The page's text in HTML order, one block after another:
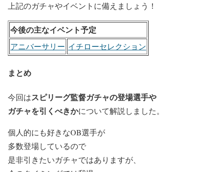
上記のガチャやイベントに備えましょう！
今後の主なイベント予定
アニバーサリー イチローセレクション
まとめ
今回はスピリーグ監督ガチャの登場選手や
ガチャを引くべきかについて解説しました。
個人的にも好きなOB選手が
多数登場しているので
是非引きたいガチャではありますが、